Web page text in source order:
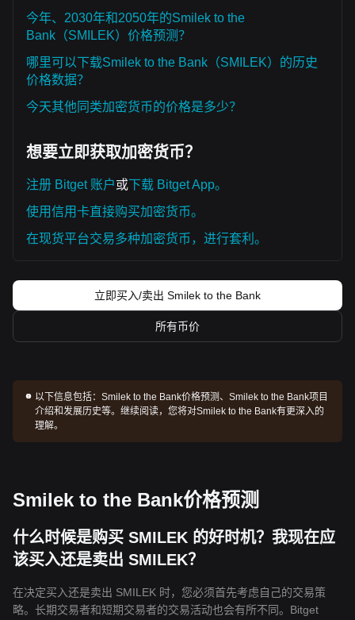
今年、2030年和2050年的Smilek to the
Bank（SMILEK）价格预测？
哪里可以下载Smilek to the Bank（SMILEK）的历史
价格数据？
今天其他同类加密货币的价格是多少？
想要立即获取加密货币？
注册 Bitget 账户或下载 Bitget App。
使用信用卡直接购买加密货币。
在现货平台交易多种加密货币，进行套利。
立即买入/卖出 Smilek to the Bank
所有币价
以下信息包括： Smilek to the Bank价格预测、Smilek to the Bank项目
介绍和发展历史等。继续阅读，您将对Smilek to the Bank有更深入的
理解。
Smilek to the Bank价格预测
什么时候是购买 SMILEK 的好时机？我现在应
该买入还是卖出 SMILEK？
在决定买入还是卖出 SMILEK 时，您必须首先考虑自己的交易策
略。长期交易者和短期交易者的交易活动也会有所不同。Bitget